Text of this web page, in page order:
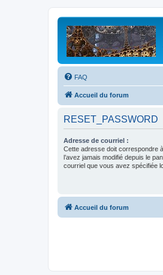
FAQ
Accueil du forum
RESET_PASSWORD
Adresse de courriel :
Cette adresse doit correspondre
l’avez jamais modifié depuis le
courriel que vous avez spécifiée
Accueil du forum